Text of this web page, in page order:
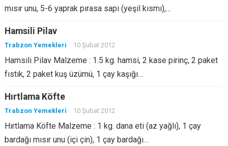
mısır unu, 5-6 yaprak pırasa sapı (yeşil kısmı),…
Hamsili Pilav
Trabzon Yemekleri 10 Şubat 2012
Hamsili Pilav Malzeme : 1.5 kg. hamsi, 2 kase pirinç, 2 paket
fıstık, 2 paket kuş üzümü, 1 çay kaşığı…
Hırtlama Köfte
Trabzon Yemekleri 10 Şubat 2012
Hırtlama Köfte Malzeme : 1 kg. dana eti (az yağlı), 1 çay
bardağı mısır unu (içi çin), 1 çay bardağı…